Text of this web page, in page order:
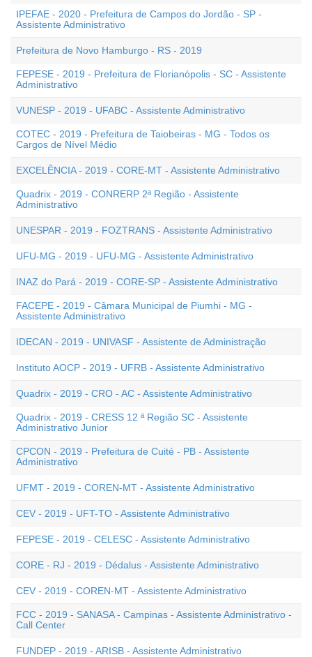
IPEFAE - 2020 - Prefeitura de Campos do Jordão - SP -
Assistente Administrativo
Prefeitura de Novo Hamburgo - RS - 2019
FEPESE - 2019 - Prefeitura de Florianópolis - SC - Assistente
Administrativo
VUNESP - 2019 - UFABC - Assistente Administrativo
COTEC - 2019 - Prefeitura de Taiobeiras - MG - Todos os
Cargos de Nível Médio
EXCELÊNCIA - 2019 - CORE-MT - Assistente Administrativo
Quadrix - 2019 - CONRERP 2ª Região - Assistente
Administrativo
UNESPAR - 2019 - FOZTRANS - Assistente Administrativo
UFU-MG - 2019 - UFU-MG - Assistente Administrativo
INAZ do Pará - 2019 - CORE-SP - Assistente Administrativo
FACEPE - 2019 - Câmara Municipal de Piumhi - MG -
Assistente Administrativo
IDECAN - 2019 - UNIVASF - Assistente de Administração
Instituto AOCP - 2019 - UFRB - Assistente Administrativo
Quadrix - 2019 - CRO - AC - Assistente Administrativo
Quadrix - 2019 - CRESS 12 ª Região SC - Assistente
Administrativo Junior
CPCON - 2019 - Prefeitura de Cuité - PB - Assistente
Administrativo
UFMT - 2019 - COREN-MT - Assistente Administrativo
CEV - 2019 - UFT-TO - Assistente Administrativo
FEPESE - 2019 - CELESC - Assistente Administrativo
CORE - RJ - 2019 - Dédalus - Assistente Administrativo
CEV - 2019 - COREN-MT - Assistente Administrativo
FCC - 2019 - SANASA - Campinas - Assistente Administrativo -
Call Center
FUNDEP - 2019 - ARISB - Assistente Administrativo